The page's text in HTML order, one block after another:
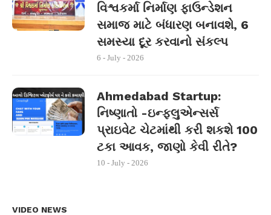
વિશ્વકર્મા નિર્માણ ફાઉન્ડેશન
સમાજ માટે બંધારણ બનાવશે, 6
સમસ્યા દૂર કરવાનો સંકલ્પ
6 - July - 2026
Ahmedabad Startup:
નિષ્ણાતો -ઇન્ફ્લુએન્સર્સ
પ્રાઇવેટ ચેટમાંથી કરી શકશે 100
ટકા આવક, જાણો કેવી રીતે?
10 - July - 2026
VIDEO NEWS